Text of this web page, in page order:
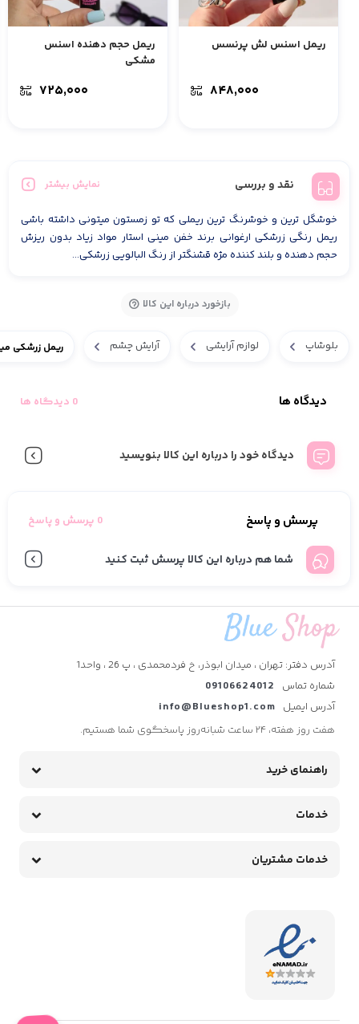
ریمل اسنس لش پرنسس
۸۴۸,۰۰۰
ریمل حجم دهنده اسنس
مشکی
۷۲۵,۰۰۰
نقد و بررسی نمایش بیشتر
خوشگل ترین و خوشرنگ ترین ریملی که تو زمستون میتونی داشته باشی
ریمل رنگی زرشکی ارغوانی برند خفن مینی استار مواد زیاد بدون ریزش
حجم دهنده و بلند کننده مژه قشنگتر از رنگ البالویی زرشکی...
بازخورد درباره این کالا
بلوشاپ لوازم آرایشی آرایش چشم ریمل زرشکی
دیدگاه ها 0 دیدگاه ها
دیدگاه خود را درباره این کالا بنویسید
پرسش و پاسخ 0 پرسش و پاسخ
شما هم درباره این کالا پرسش ثبت کنید
آدرس دفتر: تهران ، میدان ابوذر، خ فردمحمدی ، پ 26 ، واحد1
شماره تماس 09106624012
آدرس ایمیل info@Blueshop1.com
هفت روز هفته، ۲۴ ساعت شبانه‌روز پاسخگوی شما هستیم.
راهنمای خرید
خدمات
خدمات مشتریان